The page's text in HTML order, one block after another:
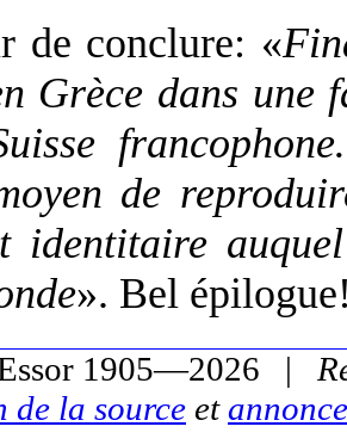
de conclure: «
Grèce dans une
de
identitaire
». Bel
1905—2026 |
de la source et